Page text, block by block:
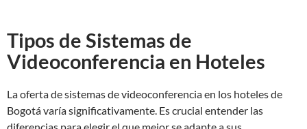
Tipos de Sistemas de
Videoconferencia en Hoteles
La oferta de sistemas de videoconferencia en los hoteles de
Bogotá varía significativamente. Es crucial entender las